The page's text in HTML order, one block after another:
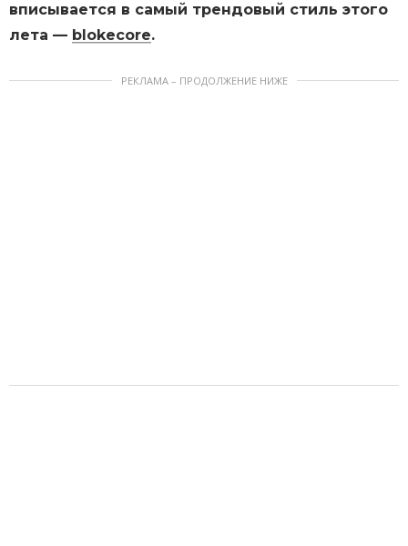
вписывается в самый трендовый стиль этого
лета — blokecore.
РЕКЛАМА – ПРОДОЛЖЕНИЕ НИЖЕ